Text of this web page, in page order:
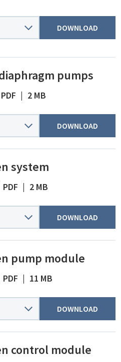
DOWNLOAD
pumps
PDF | 2 MB
DOWNLOAD
system
PDF | 2 MB
DOWNLOAD
pump module
PDF | 11 MB
DOWNLOAD
control module